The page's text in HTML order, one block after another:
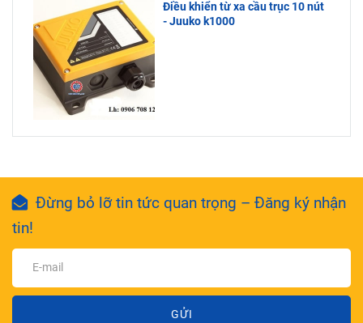
Điều khiển từ xa cầu trục 10 nút
- Juuko k1000
Đừng bỏ lỡ tin tức quan trọng – Đăng ký nhận
tin!
GỬI